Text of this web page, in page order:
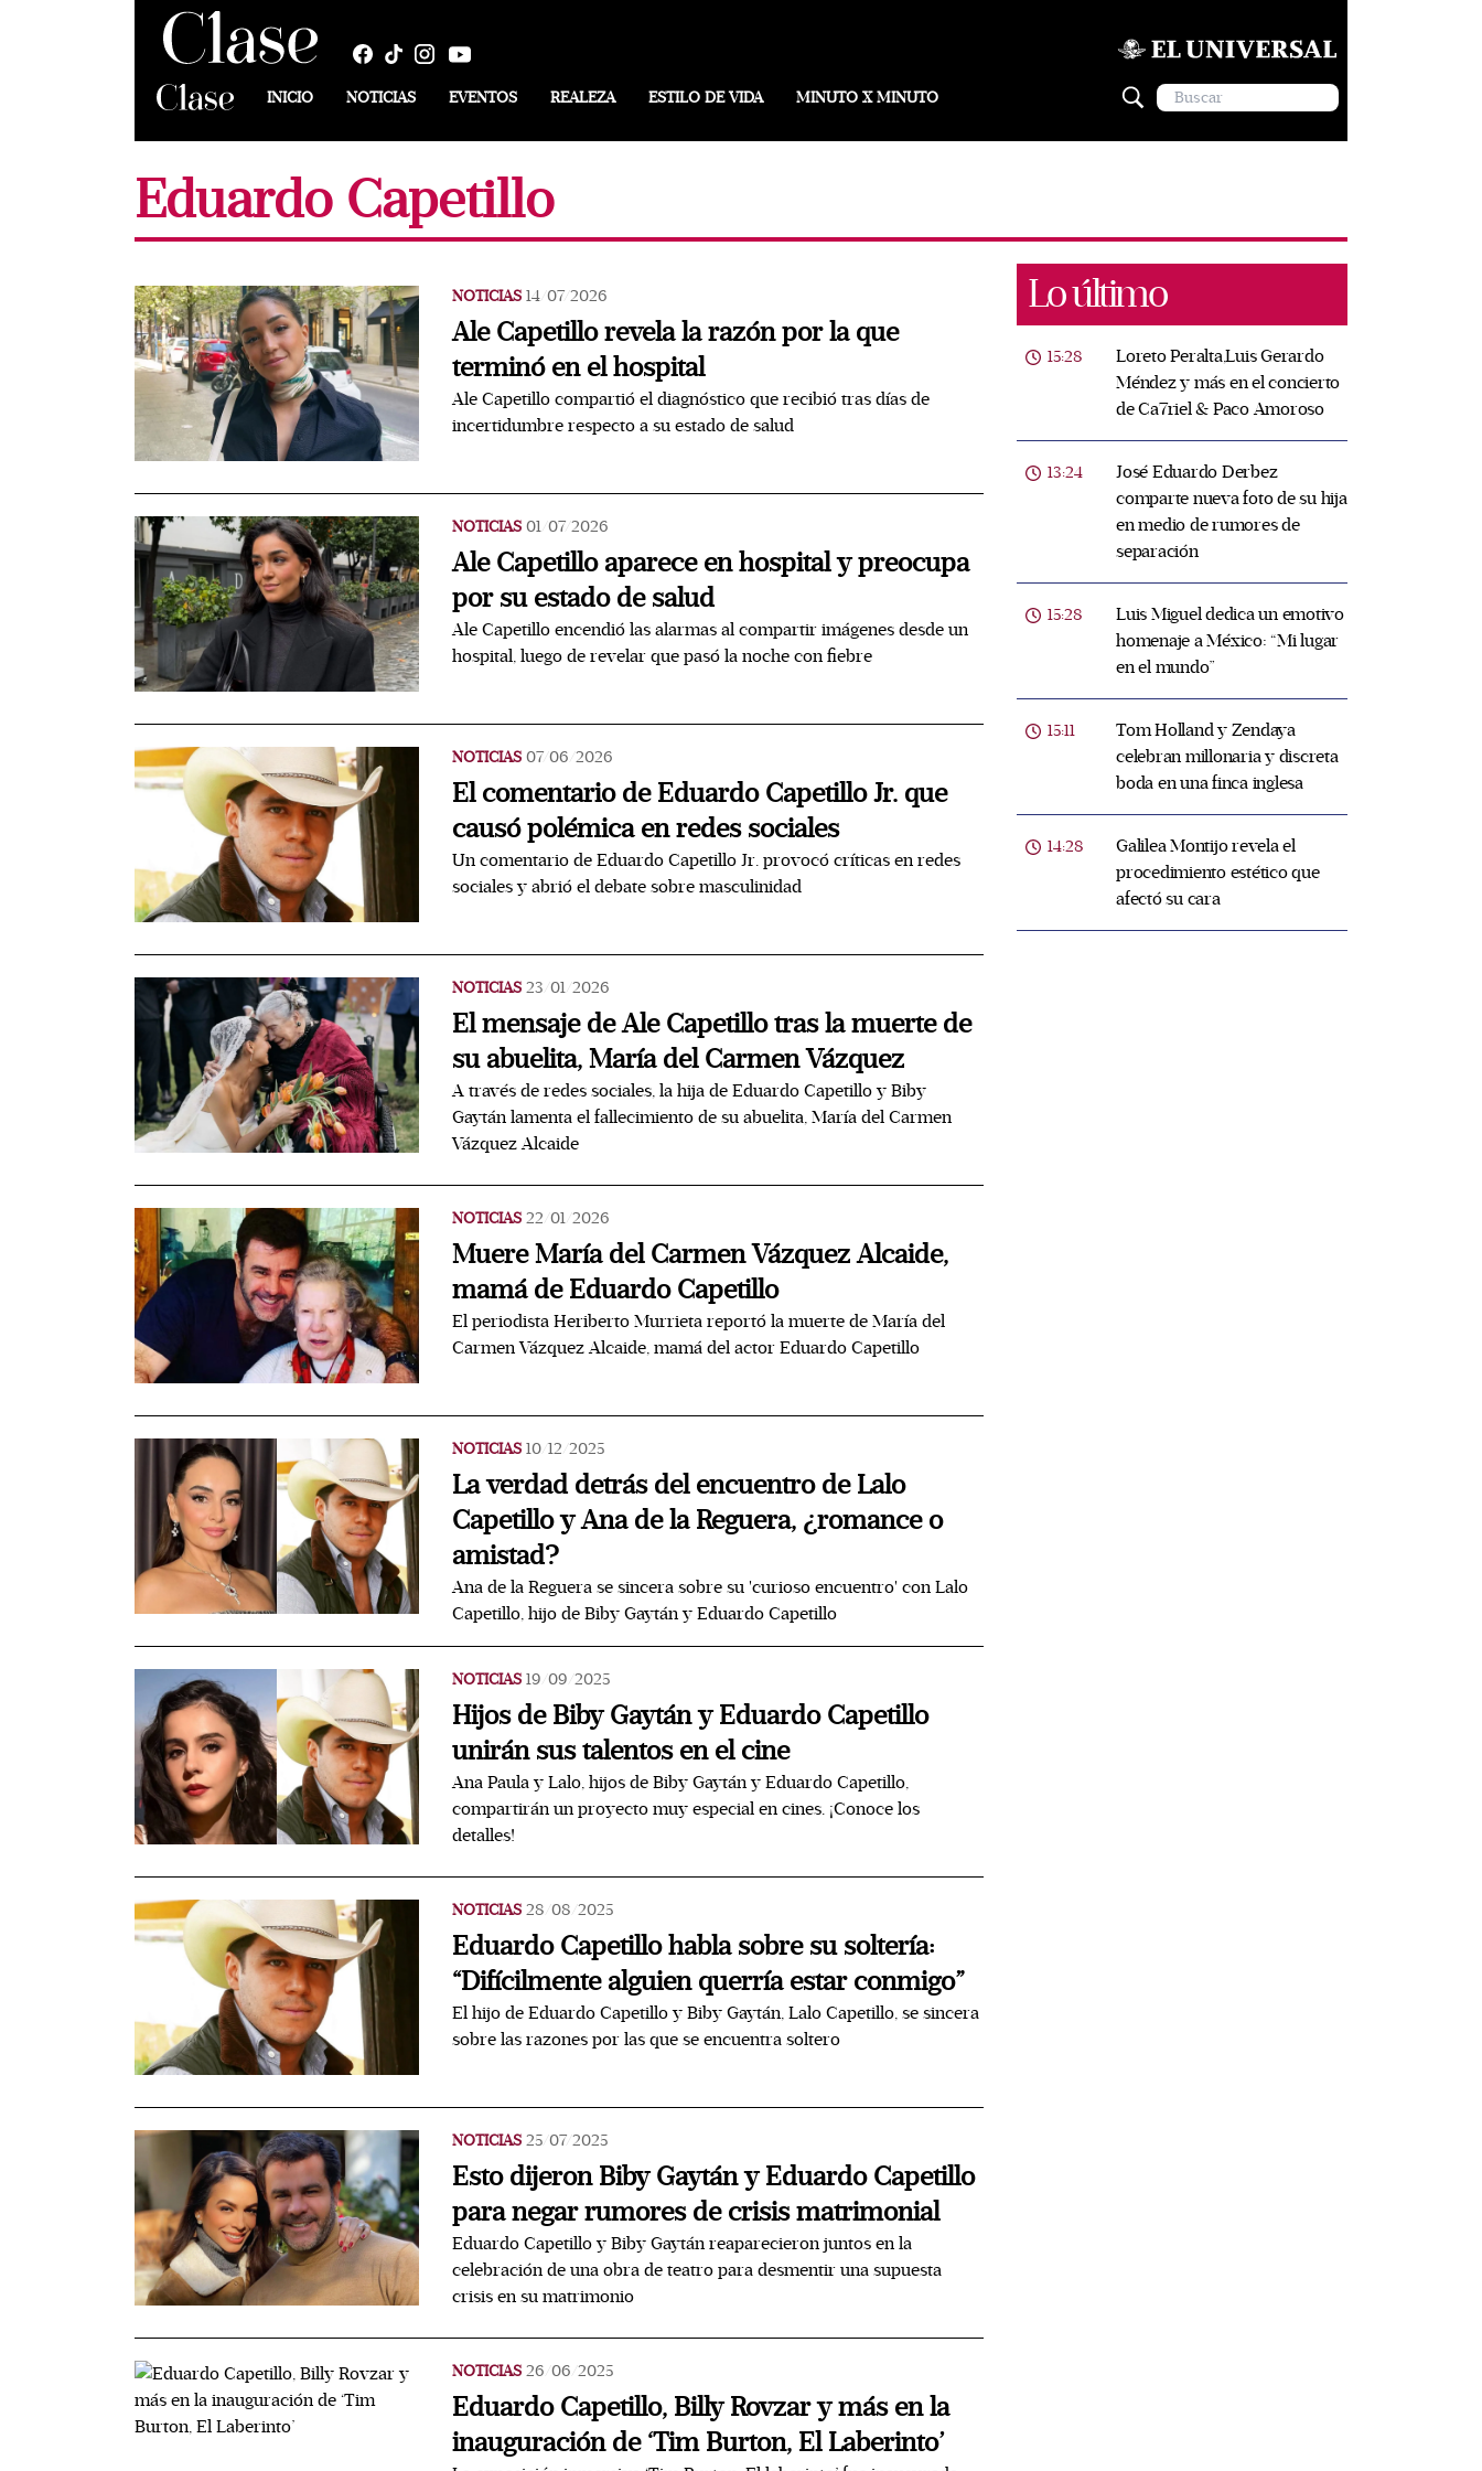
INICIO NOTICIAS EVENTOS REALEZA ESTILO DE VIDA MINUTO X MINUTO
Eduardo Capetillo
NOTICIAS 14/07/2026
Ale Capetillo revela la razón por la que
terminó en el hospital
Ale Capetillo compartió el diagnóstico que recibió tras días de
incertidumbre respecto a su estado de salud
NOTICIAS 01/07/2026
Ale Capetillo aparece en hospital y preocupa
por su estado de salud
Ale Capetillo encendió las alarmas al compartir imágenes desde un
hospital, luego de revelar que pasó la noche con fiebre
NOTICIAS 07/06/2026
El comentario de Eduardo Capetillo Jr. que
causó polémica en redes sociales
Un comentario de Eduardo Capetillo Jr. provocó críticas en redes
sociales y abrió el debate sobre masculinidad
NOTICIAS 23/01/2026
El mensaje de Ale Capetillo tras la muerte de
su abuelita, María del Carmen Vázquez
A través de redes sociales, la hija de Eduardo Capetillo y Biby
Gaytán lamenta el fallecimiento de su abuelita, María del Carmen
Vázquez Alcaide
NOTICIAS 22/01/2026
Muere María del Carmen Vázquez Alcaide,
mamá de Eduardo Capetillo
El periodista Heriberto Murrieta reportó la muerte de María del
Carmen Vázquez Alcaide, mamá del actor Eduardo Capetillo
NOTICIAS 10/12/2025
La verdad detrás del encuentro de Lalo
Capetillo y Ana de la Reguera, ¿romance o
amistad?
Ana de la Reguera se sincera sobre su 'curioso encuentro' con Lalo
Capetillo, hijo de Biby Gaytán y Eduardo Capetillo
NOTICIAS 19/09/2025
Hijos de Biby Gaytán y Eduardo Capetillo
unirán sus talentos en el cine
Ana Paula y Lalo, hijos de Biby Gaytán y Eduardo Capetillo,
compartirán un proyecto muy especial en cines. ¡Conoce los
detalles!
NOTICIAS 28/08/2025
Eduardo Capetillo habla sobre su soltería:
“Difícilmente alguien querría estar conmigo”
El hijo de Eduardo Capetillo y Biby Gaytán, Lalo Capetillo, se sincera
sobre las razones por las que se encuentra soltero
NOTICIAS 25/07/2025
Esto dijeron Biby Gaytán y Eduardo Capetillo
para negar rumores de crisis matrimonial
Eduardo Capetillo y Biby Gaytán reaparecieron juntos en la
celebración de una obra de teatro para desmentir una supuesta
crisis en su matrimonio
NOTICIAS 26/06/2025
Eduardo Capetillo, Billy Rovzar y más en la
inauguración de ‘Tim Burton, El Laberinto’
Lo último
15:28
Loreto Peralta,Luis Gerardo
Méndez y más en el concierto
de Ca7riel & Paco Amoroso
13:24
José Eduardo Derbez
comparte nueva foto de su hija
en medio de rumores de
separación
15:28
Luis Miguel dedica un emotivo
homenaje a México: “Mi lugar
en el mundo”
15:11
Tom Holland y Zendaya
celebran millonaria y discreta
boda en una finca inglesa
14:28
Galilea Montijo revela el
procedimiento estético que
afectó su cara